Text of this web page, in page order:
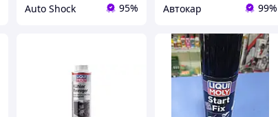
Auto Shock 95% Автокар 99%